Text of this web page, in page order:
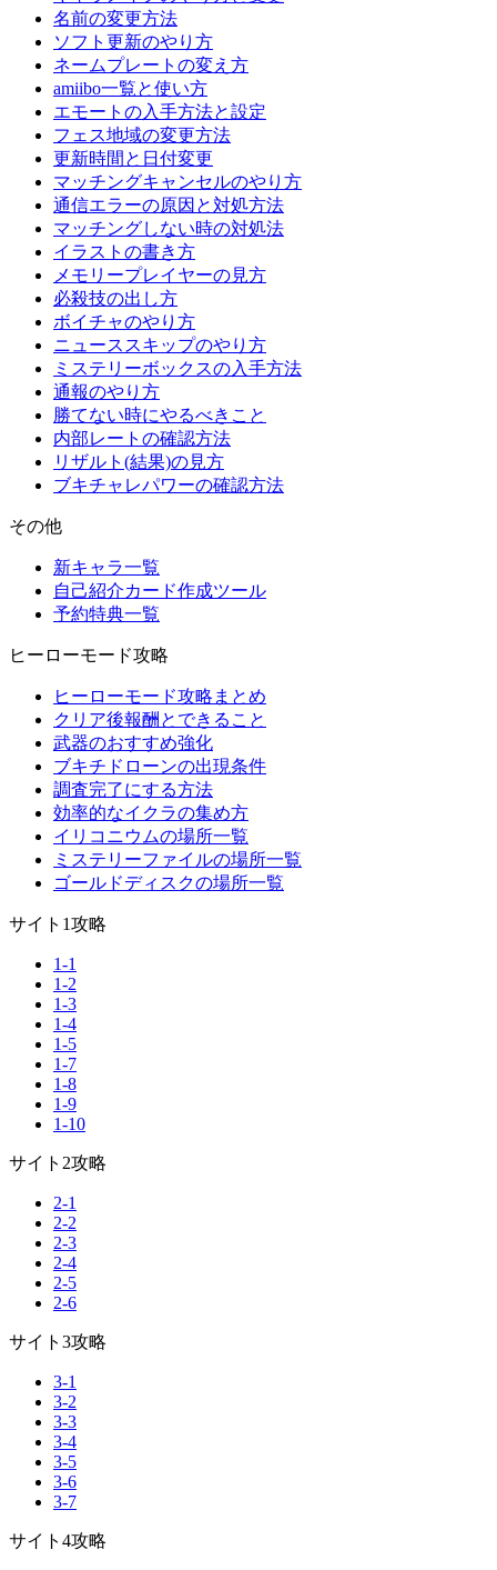
名前の変更方法
ソフト更新のやり方
ネームプレートの変え方
amiibo一覧と使い方
エモートの入手方法と設定
フェス地域の変更方法
更新時間と日付変更
マッチングキャンセルのやり方
通信エラーの原因と対処方法
マッチングしない時の対処法
イラストの書き方
メモリープレイヤーの見方
必殺技の出し方
ボイチャのやり方
ニューススキップのやり方
ミステリーボックスの入手方法
通報のやり方
勝てない時にやるべきこと
内部レートの確認方法
リザルト(結果)の見方
ブキチャレパワーの確認方法
その他
新キャラ一覧
自己紹介カード作成ツール
予約特典一覧
ヒーローモード攻略
ヒーローモード攻略まとめ
クリア後報酬とできること
武器のおすすめ強化
ブキチドローンの出現条件
調査完了にする方法
効率的なイクラの集め方
イリコニウムの場所一覧
ミステリーファイルの場所一覧
ゴールドディスクの場所一覧
サイト1攻略
1-1
1-2
1-3
1-4
1-5
1-7
1-8
1-9
1-10
サイト2攻略
2-1
2-2
2-3
2-4
2-5
2-6
サイト3攻略
3-1
3-2
3-3
3-4
3-5
3-6
3-7
サイト4攻略